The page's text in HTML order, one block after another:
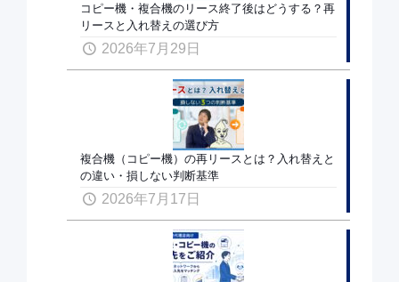
コピー機・複合機のリース終了後はどうする？再
リースと入れ替えの選び方
2026年7月29日
複合機（コピー機）の再リースとは？入れ替えと
の違い・損しない判断基準
2026年7月17日